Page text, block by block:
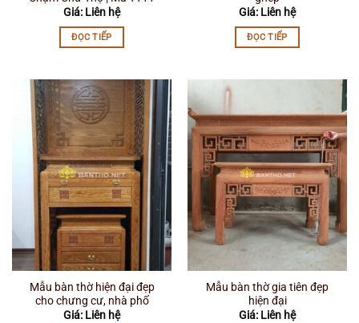
Giá: Liên hệ
ĐỌC TIẾP
Giá: Liên hệ
ĐỌC TIẾP
Mẫu bàn thờ hiện đại đẹp
cho chưng cư, nhà phố
Giá: Liên hệ
Mẫu bàn thờ gia tiên đẹp
hiện đại
Giá: Liên hệ